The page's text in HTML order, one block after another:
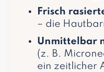
Frisch
– die
Unmittelbar
(z. B.
ein zeitlicher